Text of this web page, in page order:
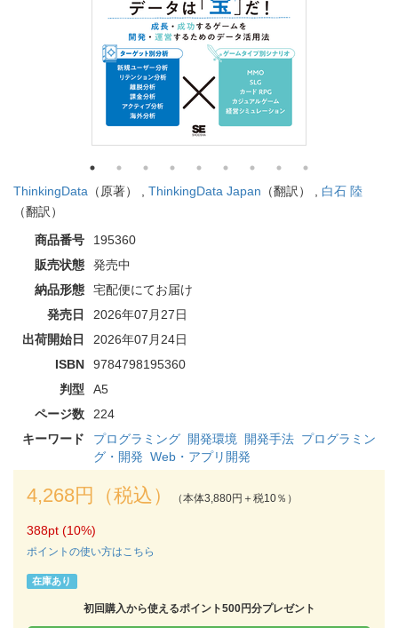
ThinkingData （原著） , ThinkingData Japan （翻訳） , 白石 陸
（翻訳）
商品番号
195360
販売状態
発売中
納品形態
宅配便にてお届け
発売日
2026年07月27日
出荷開始日
2026年07月24日
ISBN
9784798195360
判型
A5
ページ数
224
キーワード
プログラミング 開発環境 開発手法 プログラミン
グ・開発 Web・アプリ開発
4,268円（税込） （本体3,880円＋税10％）
388pt (10%)
ポイントの使い方はこちら
在庫あり
初回購入から使えるポイント500円分プレゼント